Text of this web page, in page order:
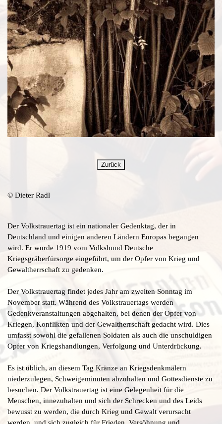
Zurück
© Dieter Radl
Der Volkstrauertag ist ein nationaler Gedenktag, der in
Deutschland und einigen anderen Ländern Europas begangen
wird. Er wurde 1919 vom Volksbund Deutsche
Kriegsgräberfürsorge eingeführt, um der Opfer von Krieg und
Gewaltherrschaft zu gedenken.
Der Volkstrauertag findet jedes Jahr am zweiten Sonntag im
November statt. Während des Volkstrauertags werden
Gedenkveranstaltungen abgehalten, bei denen der Opfer von
Kriegen, Konflikten und der Gewaltherrschaft gedacht wird. Dies
umfasst sowohl die gefallenen Soldaten als auch die unschuldigen
Opfer von Kriegshandlungen, Verfolgung und Unterdrückung.
Es ist üblich, an diesem Tag Kränze an Kriegsdenkmälern
niederzulegen, Schweigeminuten abzuhalten und Gottesdienste zu
besuchen. Der Volkstrauertag ist eine Gelegenheit für die
Menschen, innezuhalten und sich der Schrecken und des Leids
bewusst zu werden, die durch Krieg und Gewalt verursacht